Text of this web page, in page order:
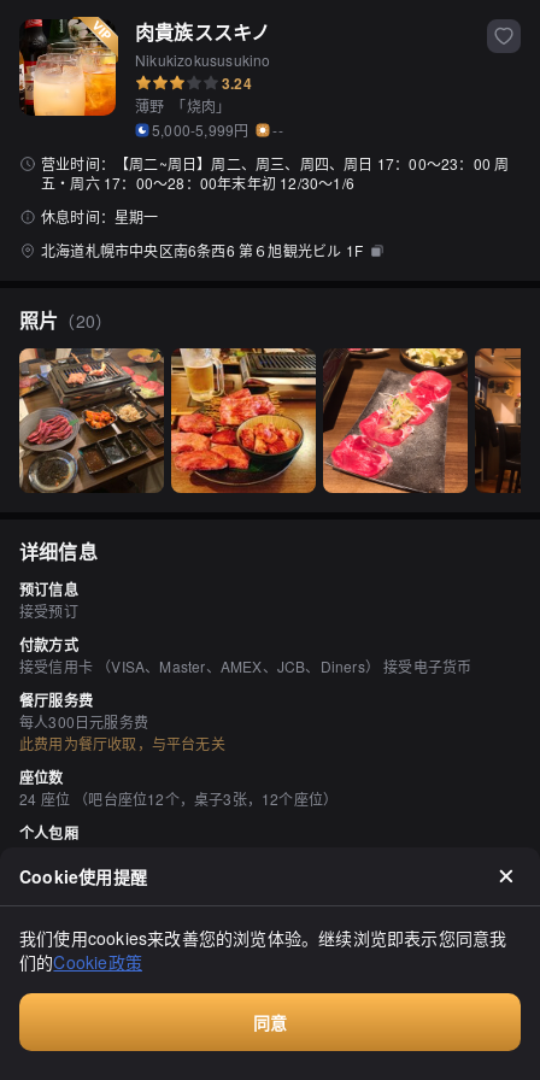
肉貴族ススキノ
Nikukizokususukino
3.24
薄野 「烧肉 」
5,000-5,999円
--
营业时间：
【周二~周日】周二、周三、周四、周日 17：00〜23：00 周
五・周六 17：00〜28：00年末年初 12/30〜1/6
休息时间： 星期一
北海道札幌市中央区南6条西6 第６旭観光ビル 1F
照片 （20）
详细信息
预订信息
接受预订
付款方式
接受信用卡 （VISA、Master、AMEX、JCB、Diners） 接受电子货币
餐厅服务费
每人300日元服务费
此费用为餐厅收取，与平台无关
座位数
24 座位 （吧台座位12个，桌子3张，12个座位）
个人包厢
吸烟与禁烟
所有座位均可吸烟 《被动吸烟对策法》（修订后的健康促进法）自2020年4
月1日起生效，可能与最新信息有所不同，因此请在访问商店之前与商店确
认。
无 附近有投币式停车场
空间与设备
Cookie使用提醒
我们使用cookies来改善您的浏览体验。继续浏览即表示您同意我
们的Cookie政策
同意